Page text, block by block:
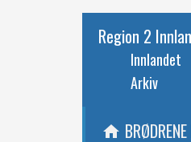
Region 2
Innlandet
Arkiv
home